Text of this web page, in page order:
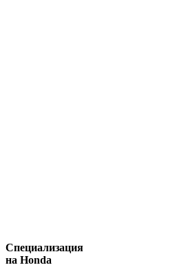
Специализация
на Honda